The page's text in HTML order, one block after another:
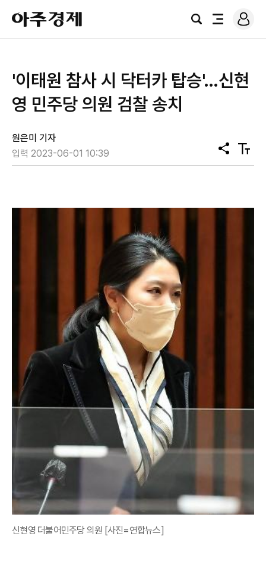
아
주
경
검
전
로
그
'이태원 참사 시 닥터카 탑승'…신현
영 민주당 의원 검찰 송치
원은미 기자
입력 2023-06-01 10:39
공
유
텍
스
신현영 더불어민주당 의원 [사진=연합뉴스]